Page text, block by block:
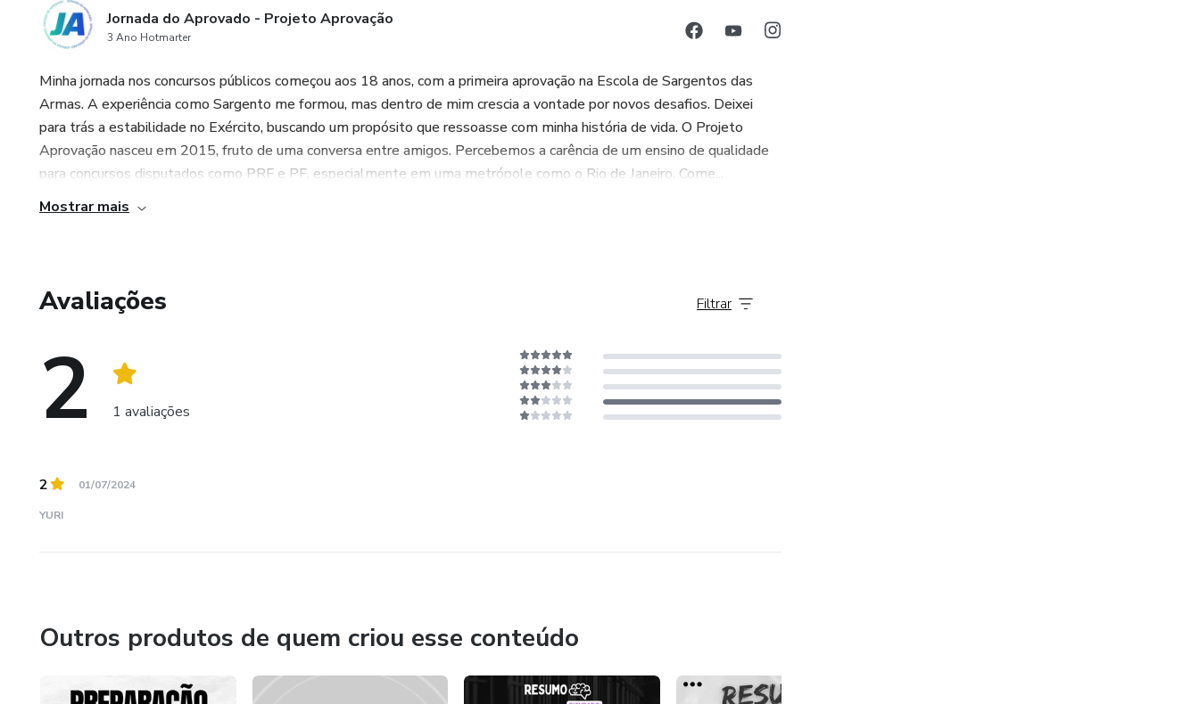
Jornada do Aprovado - Projeto Aprovação
3 Ano Hotmarter
Minha jornada nos concursos públicos começou aos 18 anos, com a primeira aprovação na Escola de Sargentos das
Armas. A experiência como Sargento me formou, mas dentro de mim crescia a vontade por novos desafios. Deixei
para trás a estabilidade no Exército, buscando um propósito que ressoasse com minha história de vida. O Projeto
Aprovação nasceu em 2015, fruto de uma conversa entre amigos. Percebemos a carência de um ensino de qualidade
para concursos disputados como PRF e PF, especialmente em uma metrópole como o Rio de Janeiro. Come...
Mostrar mais
Avaliações
2 1 avaliações
Filtrar
2 01/07/2024
YURI
Outros produtos de quem criou esse conteúdo